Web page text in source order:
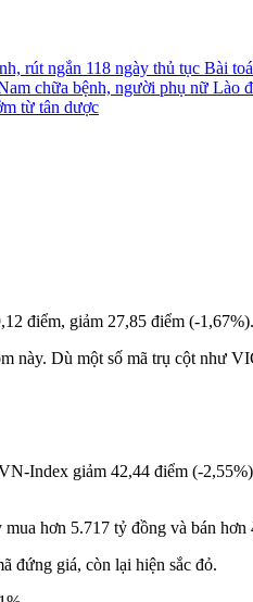
rút ngắn 118 ngày thủ tục Bài
chữa bệnh, người phụ nữ Lào
từ tân dược
điểm, giảm 27,85 điểm (-1,67%).
này. Dù một số mã trụ cột như
Index giảm 42,44 điểm (-
hơn 5.717 tỷ đồng và bán hơn
đứng giá, còn lại hiện sắc đỏ.